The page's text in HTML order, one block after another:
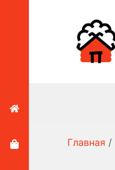
Главная /